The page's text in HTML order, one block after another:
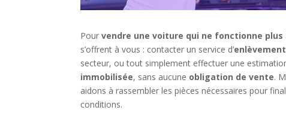
Pourvendre une voiture qui ne fonctionne
s’offrent à vous : contacter un service d’
secteur, ou tout simplement effectuer une
immobilisée, sans aucune obligation de vente.
aidons à rassembler les pièces nécessaires pour
conditions.